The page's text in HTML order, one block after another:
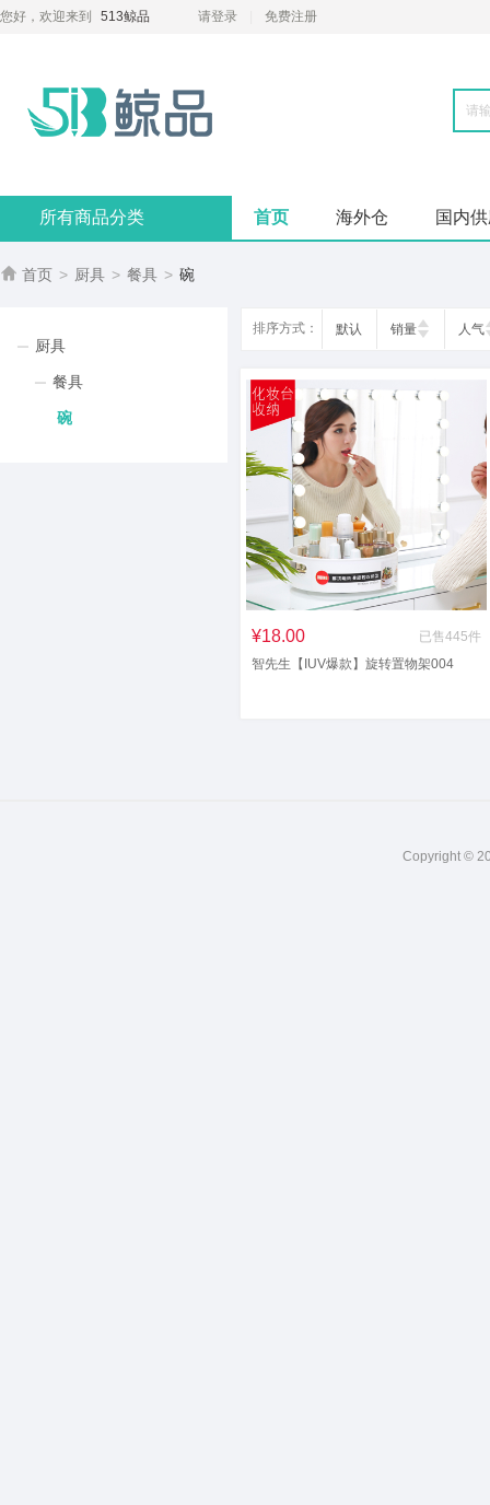
您好，欢迎来到 513鲸品 请登录 免费注册
所有商品分类 首页 海外仓 国内
 首页 > 厨具 > 餐具 > 碗
厨具
餐具
碗
排序方式： 默认 销量 人气
¥18.00
已售445件
智先生【IUV爆款】旋转置物架004
Copyright ©